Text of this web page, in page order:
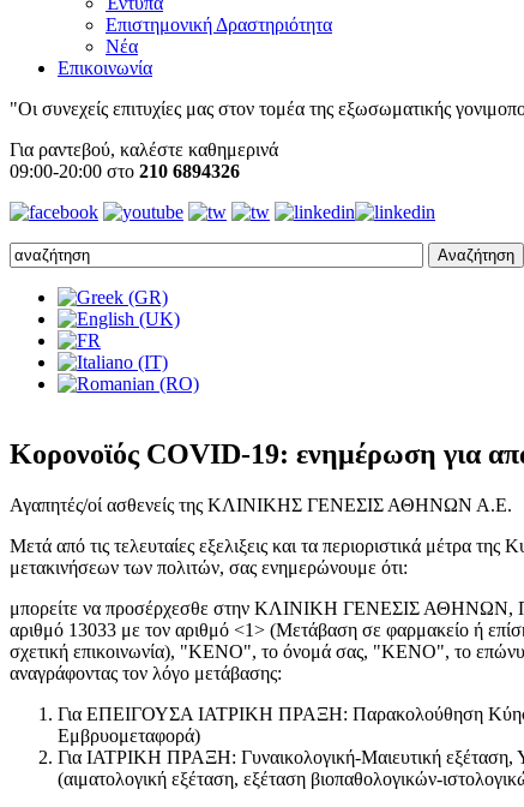
Επιστημονική Δραστηριότητα
Νέα
Επικοινωνία
"Οι συνεχείς επιτυχίες μας στον τομέα της εξωσωματικής
Για ραντεβού, καλέστε καθημερινά
09:00-20:00 στο 210 6894326
Κορονοϊός COVID-19: ενημέρωση για
Αγαπητές/οί ασθενείς της ΚΛΙΝΙΚΗΣ ΓΕΝΕΣΙΣ ΑΘΗΝΩΝ Α.Ε.
Μετά από τις τελευταίες εξελιξεις και τα περιοριστικά μέτρα
μετακινήσεων των πολιτών, σας ενημερώνουμε ότι:
μπορείτε να προσέρχεσθε στην ΚΛΙΝΙΚΗ ΓΕΝΕΣΙΣ ΑΘΗΝΩΝ,
αριθμό 13033 με τον αριθμό <1> (Μετάβαση σε φαρμακείο ή
σχετική επικοινωνία), "ΚΕΝΟ", το όνομά σας, "ΚΕΝΟ", το
αναγράφοντας τον λόγο μετάβασης:
Για ΕΠΕΙΓΟΥΣΑ ΙΑΤΡΙΚΗ ΠΡΑΞΗ: Παρακολούθηση
Εμβρυομεταφορά)
Για ΙΑΤΡΙΚΗ ΠΡΑΞΗ: Γυναικολογική-Μαιευτική εξέταση,
(αιματολογική εξέταση, εξέταση βιοπαθολογικών-